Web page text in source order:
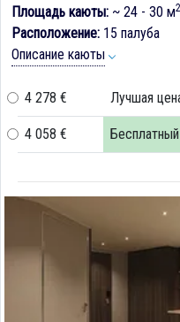
Площадь каюты: ~ 24 - 30 м2
Расположение: 15 палуба
Описание каюты
4 278 € Лучшая
4 058 €